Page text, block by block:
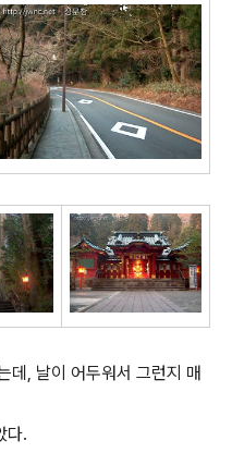
데, 날이 어두워서 그런지 매
다.